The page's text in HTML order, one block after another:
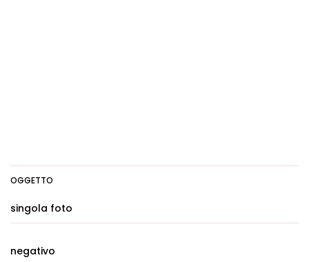
OGGETTO
singola foto
negativo